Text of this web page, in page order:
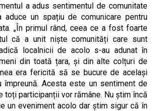
a adus sentimentul de comunitate
aduce un spațiu de comunicare pentru
„În primul rând, ceea ce a fost foarte
că a unit niște comunități care sunt
localnicii de acolo s-au adunat în
din toată țara, și din alte colțuri de
era fericită să se bucure de același
împreună. Acesta este un sentiment de
toți participanții vor rămâne. Nu știm încă
un eveniment acolo dar știm sigur că în